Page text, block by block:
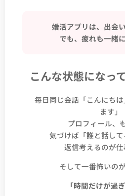
婚活アプリは、出会
でも、疲れも一緒
こんな状態になっ
✔ 毎日同じ会話「こんにち
ます」
✔ プロフィール、
✔ 気づけば「誰と話して
✔ 返信考えるのが
そして一番怖いの
「時間だけが過